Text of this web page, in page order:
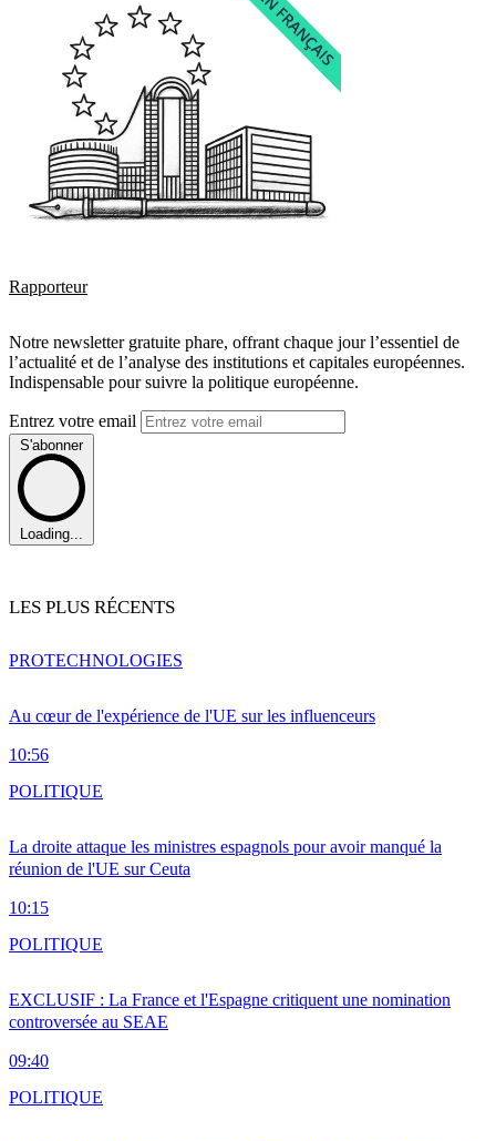
Rapporteur
Notre newsletter gratuite phare, offrant chaque jour l’essentiel de
l’actualité et de l’analyse des institutions et capitales européennes.
Indispensable pour suivre la politique européenne.
Entrez votre email
S'abonner
Loading...
LES PLUS RÉCENTS
Au cœur de l'expérience de l'UE sur les influenceurs
10:56
PROTECHNOLOGIES
La droite attaque les ministres espagnols pour avoir manqué la
réunion de l'UE sur Ceuta
10:15
POLITIQUE
EXCLUSIF : La France et l'Espagne critiquent une nomination
controversée au SEAE
09:40
POLITIQUE
POLITIQUE